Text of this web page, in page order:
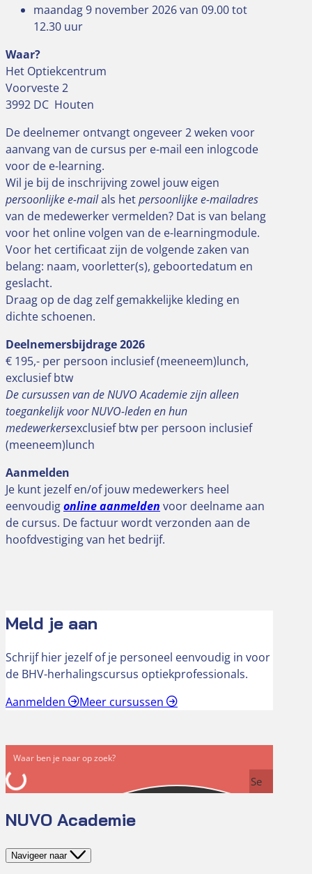
maandag 9 november 2026 van 09.00 tot
12.30 uur
Waar?
Het Optiekcentrum
Voorveste 2
3992 DC Houten
De deelnemer ontvangt ongeveer 2 weken voor
aanvang van de cursus per e-mail een inlogcode
voor de e-learning.
Wil je bij de inschrijving zowel jouw eigen
persoonlijke e-mailals hetpersoonlijke e-mailadres
van de medewerker vermelden? Dat is van belang
voor het online volgen van de e-learningmodule.
Voor het certificaat zijn de volgende zaken van
belang: naam, voorletter(s), geboortedatum en
geslacht.
Draag op de dag zelf gemakkelijke kleding en
dichte schoenen.
Deelnemersbijdrage 2026
€ 195,- per persoon inclusief (meeneem)lunch,
exclusief btw
De cursussen van de NUVO Academie zijn alleen
toegankelijk voor NUVO-leden en hun
medewerkersexclusief btw per persoon inclusief
(meeneem)lunch
Aanmelden
Je kunt jezelf en/of jouw medewerkers heel
eenvoudigonline aanmelden voor deelname aan
de cursus. De factuur wordt verzonden aan de
hoofdvestiging van het bedrijf.
Meld je aan
Schrijf hier jezelf of je personeel eenvoudig in voor
de BHV-herhalingscursus optiekprofessionals.
Aanmelden
Meer cursussen
Se
NUVO Academie
Navigeer naar